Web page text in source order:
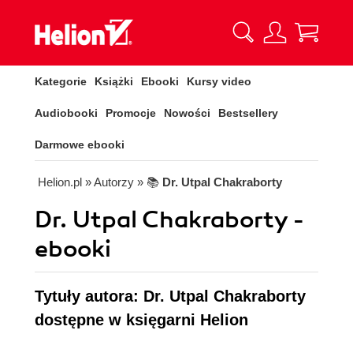
Kategorie Książki Ebooki Kursy video
Audiobooki Promocje Nowości Bestsellery
Darmowe ebooki
Helion.pl » Autorzy » 📚 Dr. Utpal Chakraborty
Dr. Utpal Chakraborty -
ebooki
Tytuły autora: Dr. Utpal Chakraborty
dostępne w księgarni Helion